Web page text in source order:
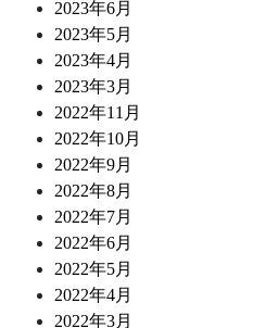
2023年6月
2023年5月
2023年4月
2023年3月
2022年11月
2022年10月
2022年9月
2022年8月
2022年7月
2022年6月
2022年5月
2022年4月
2022年3月